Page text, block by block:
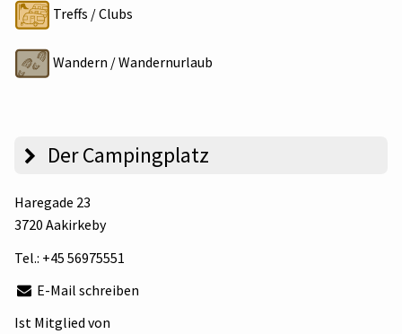
Treffs / Clubs
Wandern / Wandernurlaub
Der Campingplatz
Haregade 23
3720 Aakirkeby
Tel.: +45 56975551
E-Mail schreiben
Ist Mitglied von